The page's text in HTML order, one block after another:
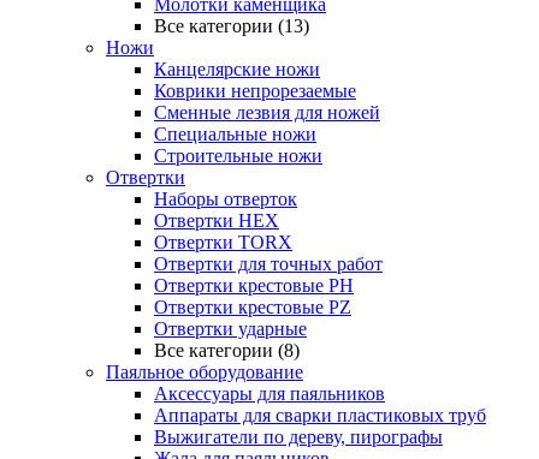
Молотки каменщика
Все категории (13)
Ножи
Канцелярские ножи
Коврики непрорезаемые
Сменные лезвия для ножей
Специальные ножи
Строительные ножи
Отвертки
Наборы отверток
Отвертки HEX
Отвертки TORX
Отвертки для точных работ
Отвертки крестовые PH
Отвертки крестовые PZ
Отвертки ударные
Все категории (8)
Паяльное оборудование
Аксессуары для паяльников
Аппараты для сварки пластиковых труб
Выжигатели по дереву, пирографы